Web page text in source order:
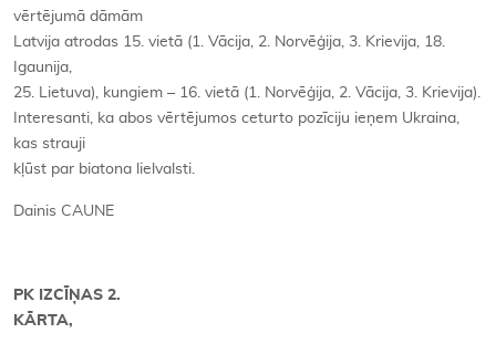
vērtējumā dāmām
Latvija atrodas 15. vietā (1. Vācija, 2. Norvēģija, 3. Krievija, 18.
Igaunija,
25. Lietuva), kungiem – 16. vietā (1. Norvēģija, 2. Vācija, 3. Krievija).
Interesanti, ka abos vērtējumos ceturto pozīciju ieņem Ukraina,
kas strauji
kļūst par biatona lielvalsti.
Dainis CAUNE
PK IZCĪŅAS 2.
KĀRTA,